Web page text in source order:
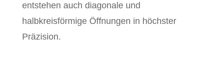
entstehen auch diagonale und
halbkreisförmige Öffnungen in höchster
Präzision.